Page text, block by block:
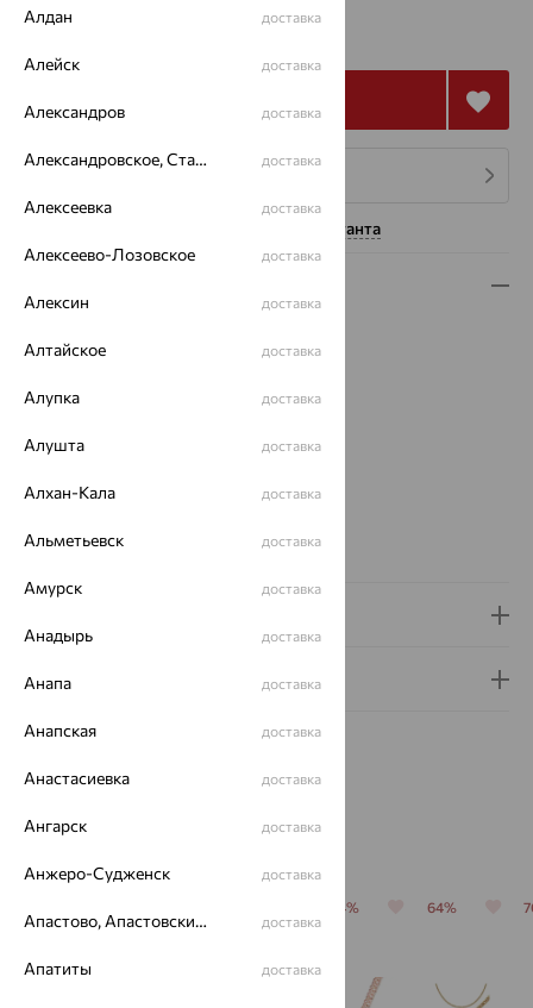
от 52 760
4 платежа по 13 190
Нужна помощь консультанта
Вес:4.47 — 6.21
Металл:
Цвет металла:
Страна происхождения:
РОССИЯ
Вес металла:
Гарантия и возврат
Похожие изделия
64% 64%
Алдан доставка
Алейск доставка
Александров доставка
Александровское, Ставропольский край доставка
Алексеевка доставка
Алексеево-Лозовское доставка
Алексин доставка
Алтайское доставка
Алупка доставка
Алушта доставка
Алхан-Кала доставка
Альметьевск доставка
Амурск доставка
Анадырь доставка
Анапа доставка
Анапская доставка
Анастасиевка доставка
Ангарск доставка
Анжеро-Судженск доставка
Апастово, Апастовский район доставка
Апатиты доставка